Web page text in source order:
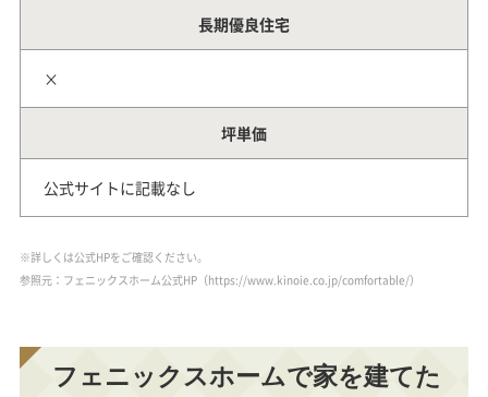
長期優良住宅
×
坪単価
公式サイトに記載なし
※詳しくは公式HPをご確認ください。
参照元：フェニックスホーム公式HP（https://www.kinoie.co.jp/comfortable/）
フェニックスホームで家を建てた